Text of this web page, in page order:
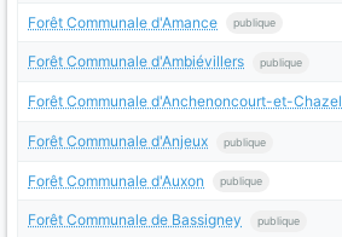
Forêt Communale d'Amance publique
Forêt Communale d'Ambiévillers publique
Forêt Communale d'Anchenoncourt-et-Chazel
Forêt Communale d'Anjeux publique
Forêt Communale d'Auxon publique
Forêt Communale de Bassigney publique